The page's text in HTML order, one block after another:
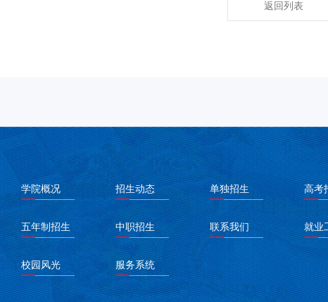
返回列表
学院概况 招生动态 单独招生 高考
五年制招生 中职招生 联系我们 就业
校园风光 服务系统